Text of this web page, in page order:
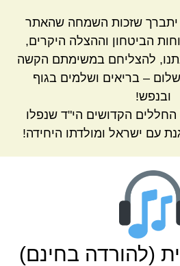
יתברך שזכות השמחה שהאתר
הביטחון וההצלה היקרים,
להצליחם במשימתם הקשה
– בריאים ושלמים בגוף
ובנפש!
החללים הקדושים הי"ד שנפלו
עם ישראל ומולדתו היחידה!
(להורדה בחינם)